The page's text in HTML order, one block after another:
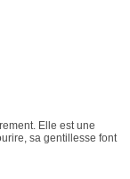
Elle est une
sa gentillesse font